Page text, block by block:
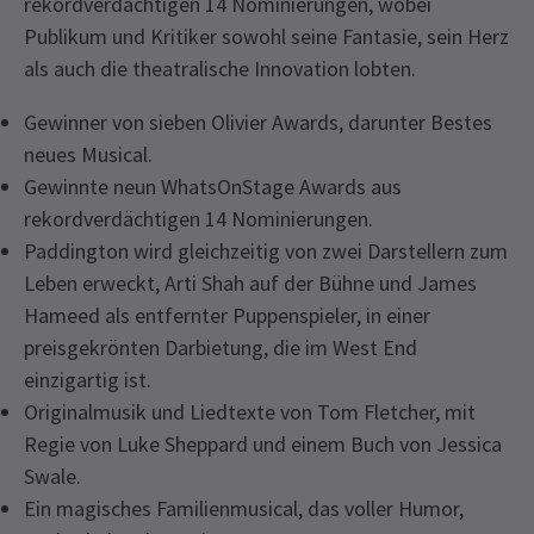
Publikum und Kritiker sowohl seine Fantasie, sein Herz
als auch die theatralische Innovation lobten.
Gewinner von sieben Olivier Awards, darunter Bestes
neues Musical.
Gewinnte neun WhatsOnStage Awards aus
rekordverdächtigen 14 Nominierungen.
Paddington wird gleichzeitig von zwei Darstellern zum
Leben erweckt, Arti Shah auf der Bühne und James
Hameed als entfernter Puppenspieler, in einer
preisgekrönten Darbietung, die im West End
einzigartig ist.
Originalmusik und Liedtexte von Tom Fletcher, mit
Regie von Luke Sheppard und einem Buch von Jessica
Swale.
Ein magisches Familienmusical, das voller Humor,